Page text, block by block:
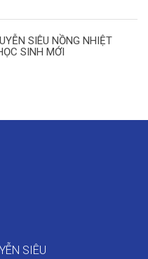
SIÊU NỒNG NHIỆT
SINH MỚI
SIÊU